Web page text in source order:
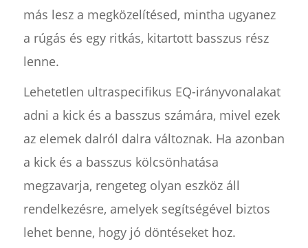
más lesz a megközelítésed, mintha ugyanez
a rúgás és egy ritkás, kitartott basszus rész
lenne.
Lehetetlen ultraspecifikus EQ-irányvonalakat
adni a kick és a basszus számára, mivel ezek
az elemek dalról dalra változnak. Ha azonban
a kick és a basszus kölcsönhatása
megzavarja, rengeteg olyan eszköz áll
rendelkezésre, amelyek segítségével biztos
lehet benne, hogy jó döntéseket hoz.